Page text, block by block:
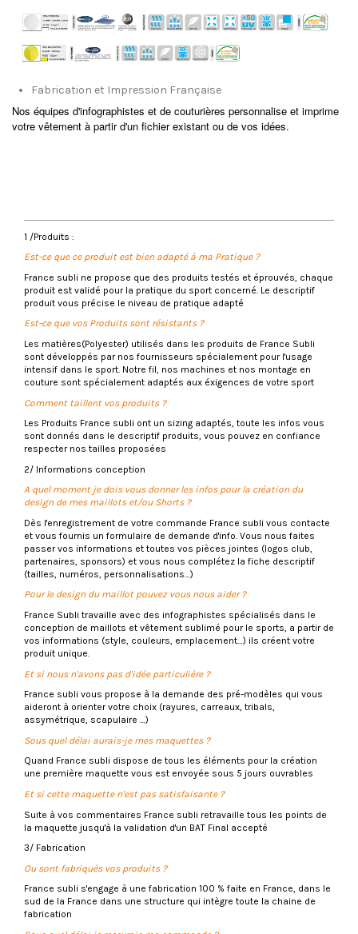
Fabrication et Impression Française
Nos équipes d'infographistes et de couturières personnalise et imprime
votre vêtement à partir d'un fichier existant ou de vos idées.
1 /Produits :
Est-ce que ce produit est bien adapté à ma Pratique ?
France subli ne propose que des produits testés et éprouvés, chaque
produit est validé pour la pratique du sport concerné. Le descriptif
produit vous précise le niveau de pratique adapté
Est-ce que vos Produits sont résistants ?
Les matières(Polyester) utilisés dans les produits de France Subli
sont développés par nos fournisseurs spécialement pour l'usage
intensif dans le sport. Notre fil, nos machines et nos montage en
couture sont spécialement adaptés aux éxigences de votre sport
Comment taillent vos produits ?
Les Produits France subli ont un sizing adaptés, toute les infos vous
sont donnés dans le descriptif produits, vous pouvez en confiance
respecter nos tailles proposées
2/ Informations conception
A quel moment je dois vous donner les infos pour la création du
design de mes maillots et/ou Shorts ?
Dès l'enregistrement de votre commande France subli vous contacte
et vous fournis un formulaire de demande d'info. Vous nous faites
passer vos informations et toutes vos pièces jointes (logos club,
partenaires, sponsors) et vous nous complétez la fiche descriptif
(tailles, numéros, personnalisations…)
Pour le design du maillot pouvez vous nous aider ?
France Subli travaille avec des infographistes spécialisés dans le
conception de maillots et vêtement sublimé pour le sports, a partir de
vos informations (style, couleurs, emplacement…) ils créent votre
produit unique.
Et si nous n'avons pas d'idée particulière ?
France subli vous propose à la demande des pré-modèles qui vous
aideront à orienter votre choix (rayures, carreaux, tribals,
assymétrique, scapulaire …)
Sous quel délai aurais-je mes maquettes ?
Quand France subli dispose de tous les éléments pour la création
une première maquette vous est envoyée sous 5 jours ouvrables
Et si cette maquette n'est pas satisfaisante ?
Suite à vos commentaires France subli retravaille tous les points de
la maquette jusqu'à la validation d'un BAT Final accepté
3/ Fabrication
Ou sont fabriqués vos produits ?
France subli s'engage à une fabrication 100 % faite en France, dans le
sud de la France dans une structure qui intègre toute la chaine de
fabrication